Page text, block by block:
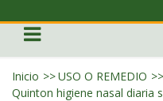
Inicio >>USO O REMEDIO >>
Quinton higiene nasal diaria